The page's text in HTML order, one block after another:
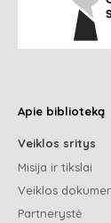
Apie biblioteką
Veiklos sritys
Misija ir tikslai
Veiklos
Partnerystė